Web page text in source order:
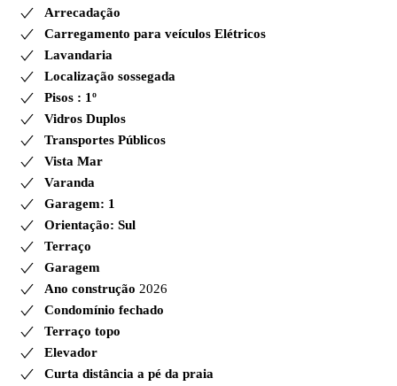
Arrecadação
Carregamento para veículos Elétricos
Lavandaria
Localização sossegada
Pisos : 1º
Vidros Duplos
Transportes Públicos
Vista Mar
Varanda
Garagem: 1
Orientação: Sul
Terraço
Garagem
Ano construção 2026
Condomínio fechado
Terraço topo
Elevador
Curta distância a pé da praia